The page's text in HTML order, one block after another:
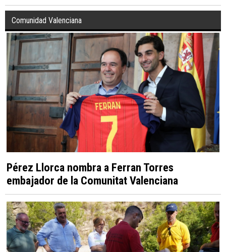
Comunidad Valenciana
Pérez Llorca nombra a Ferran Torres
embajador de la Comunitat Valenciana